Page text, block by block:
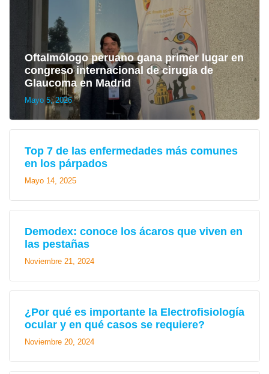
Oftalmólogo peruano gana primer lugar en
congreso internacional de cirugía de
Glaucoma en Madrid
Mayo 5, 2026
Top 7 de las enfermedades más comunes
en los párpados
Mayo 14, 2025
Demodex: conoce los ácaros que viven en
las pestañas
Noviembre 21, 2024
¿Por qué es importante la Electrofisiología
ocular y en qué casos se requiere?
Noviembre 20, 2024